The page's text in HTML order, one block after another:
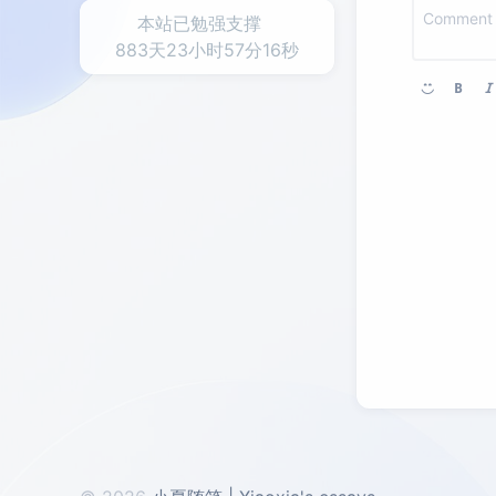
本站已勉强支撑
883天23小时57分16秒